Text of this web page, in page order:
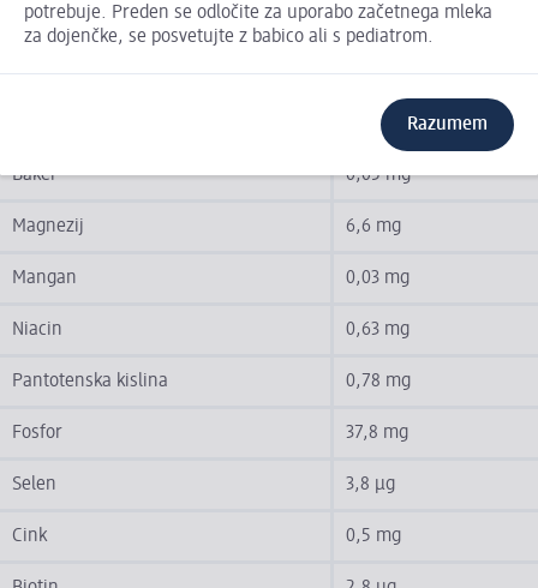
Folna kislina 12,4 µg
Jod 14,4 µg
87,8 mg
Baker 0,05 mg
Magnezij 6,6 mg
Mangan 0,03 mg
Niacin 0,63 mg
Pantotenska kislina 0,78 mg
Fosfor 37,8 mg
Selen 3,8 µg
Cink 0,5 mg
potrebuje. Preden se odločite za uporabo začetnega mleka
za dojenčke, se posvetujte z babico ali s pediatrom.
Razumem